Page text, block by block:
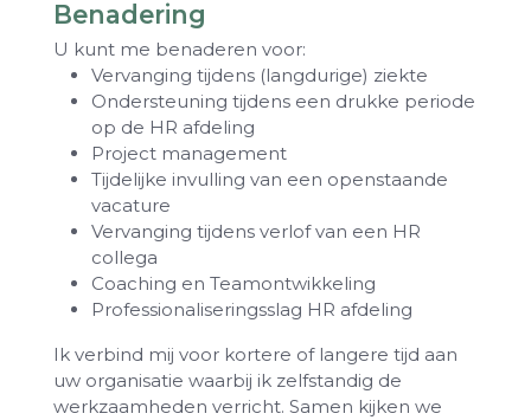
Benadering
U kunt me benaderen voor:
Vervanging tijdens (langdurige) ziekte
Ondersteuning tijdens een drukke periode
op de HR afdeling
Project management
Tijdelijke invulling van een openstaande
vacature
Vervanging tijdens verlof van een HR
collega
Coaching en Teamontwikkeling
Professionaliseringsslag HR afdeling
Ik verbind mij voor kortere of langere tijd aan
uw organisatie waarbij ik zelfstandig de
werkzaamheden verricht. Samen kijken we